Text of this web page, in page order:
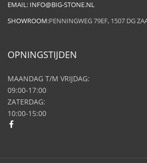
EMAIL: INFO@BIG-STONE.NL
SHOWROOM:PENNINGWEG 79EF, 1507 DG
OPNINGSTIJDEN
MAANDAG T/M VRIJDAG:
09:00-17:00
ZATERDAG:
10:00-15:00